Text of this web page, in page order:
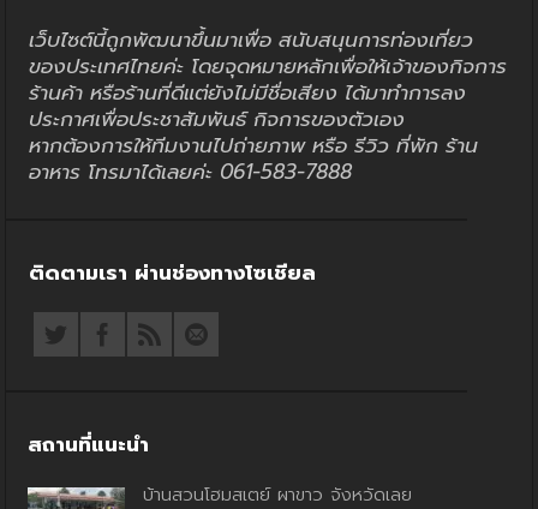
เว็บไซต์นี้ถูกพัฒนาขึ้นมาเพื่อ สนับสนุนการท่องเที่ยว
ของประเทศไทยค่ะ โดยจุดหมายหลักเพื่อให้เจ้าของกิจการ
ร้านค้า หรือร้านที่ดีแต่ยังไม่มีชื่อเสียง ได้มาทำการลง
ประกาศเพื่อประชาสัมพันธ์ กิจการของตัวเอง
หากต้องการให้ทีมงานไปถ่ายภาพ หรือ รีวิว ที่พัก ร้าน
อาหาร โทรมาได้เลยค่ะ 061-583-7888
ติดตามเรา ผ่านช่องทางโซเชียล
สถานที่แนะนำ
บ้านสวนโฮมสเตย์ ผาขาว จังหวัดเลย